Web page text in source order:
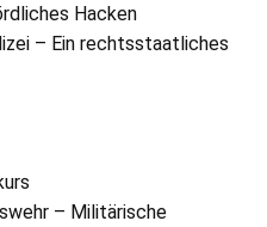
Hacken
– Ein rechtsstaatliches
– Militärische